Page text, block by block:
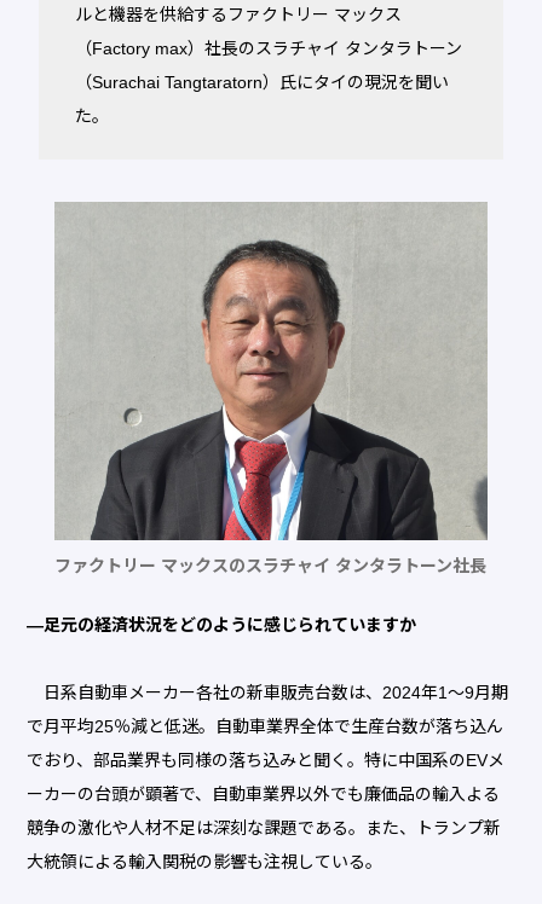
ルと機器を供給するファクトリー マックス
（Factory max）社長のスラチャイ タンタラトーン
（Surachai Tangtaratorn）氏にタイの現況を聞い
た。
ファクトリー マックスのスラチャイ タンタラトーン社長
―足元の経済状況をどのように感じられていますか
日系自動車メーカー各社の新車販売台数は、2024年1～9月期
で月平均25％減と低迷。自動車業界全体で生産台数が落ち込ん
でおり、部品業界も同様の落ち込みと聞く。特に中国系のEVメ
ーカーの台頭が顕著で、自動車業界以外でも廉価品の輸入よる
競争の激化や人材不足は深刻な課題である。また、トランプ新
大統領による輸入関税の影響も注視している。